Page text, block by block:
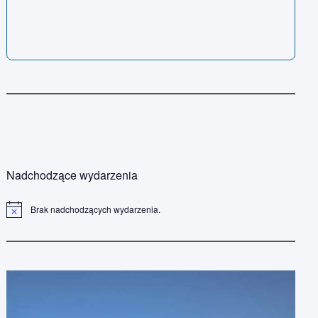
Nadchodzące wydarzenia
P
d
Brak nadchodzących wydarzenia.